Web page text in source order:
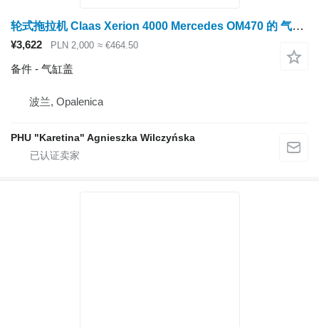
轮式拖拉机 Claas Xerion 4000 Mercedes OM470 的 气缸盖
¥3,622 PLN 2,000 ≈ €464.50
备件 - 气缸盖
波兰, Opalenica
PHU "Karetina" Agnieszka Wilczyńska